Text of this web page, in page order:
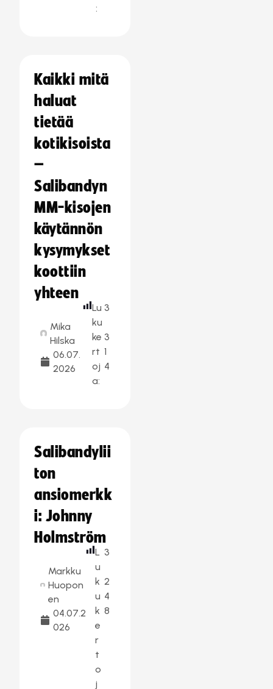
:
Kaikki mitä
haluat
tietää
kotikisoista
–
Salibandyn
MM-kisojen
käytännön
kysymykset
koottiin
yhteen
Mika
Hilska
06.07.
2026
Lu
ku
ke
rt
oj
a:
3
3
1
4
Salibandylii
ton
ansiomerkk
i: Johnny
Holmström
Markku
Huopon
en
04.07.2
026
L
u
k
u
k
e
r
t
o
j
3
2
4
8